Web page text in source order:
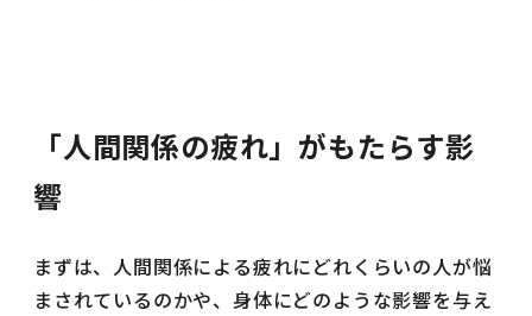
「人間関係の疲れ」がもたらす影
響
まずは、人間関係による疲れにどれくらいの人が悩
まされているのかや、身体にどのような影響を与え